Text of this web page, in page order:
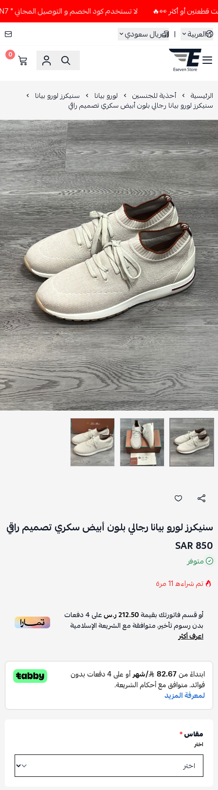
لا تستخدم كود الخصم و التوصيل المجاني " N7 " إلا إذا طلبت قطعتين أو أكثر 👀🔥
العربية
| ريال سعودي
ESEVEN STORE
0
الرئيسية أحذية للجنسين لورو بيانا سنيكرز لورو بيانا
سنيكرز لورو بيانا رجالي بلون أبيض سكري تصميم راقي
سنيكرز لورو بيانا رجالي بلون أبيض سكري تصميم راقي
850 SAR
متوفر
تم شراءه11مرة
أو قسم فاتورتك بقيمة212.50 ر.س على4دفعات
بدون رسوم تأخير، متوافقة مع الشريعة الإسلامية
اعرف أكثر
مقاس*
اختر